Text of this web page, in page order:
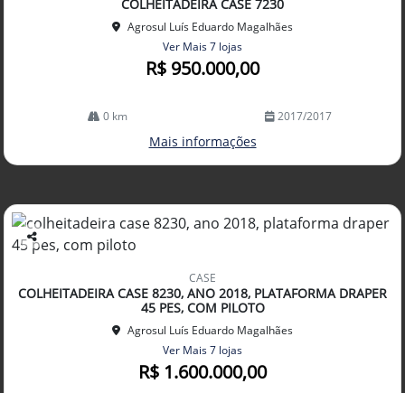
COLHEITADEIRA CASE 7230
Agrosul Luís Eduardo Magalhães
Ver Mais 7 lojas
R$ 950.000,00
0 km 2017/2017
Mais informações
Co
arti
lhe
CASE
COLHEITADEIRA CASE 8230, ANO 2018, PLATAFORMA DRAPER
45 PES, COM PILOTO
Agrosul Luís Eduardo Magalhães
Ver Mais 7 lojas
R$ 1.600.000,00